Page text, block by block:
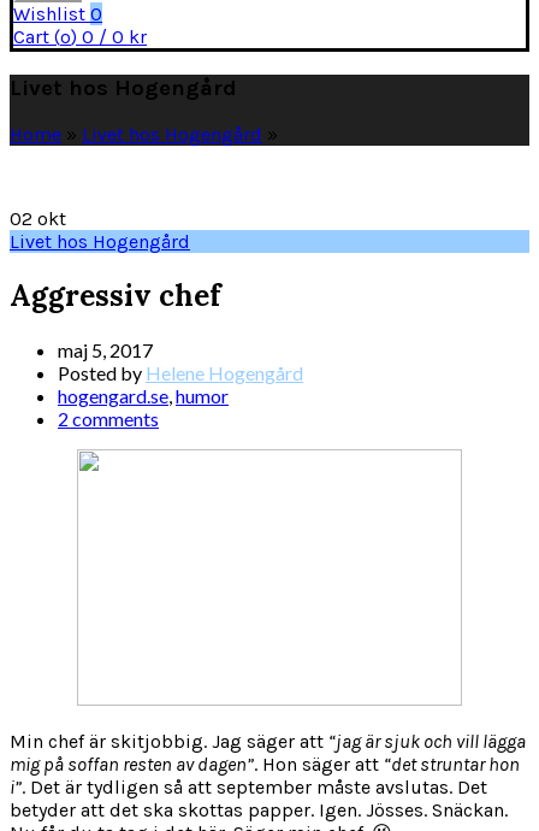
Wishlist 0
Cart (o) 0 / 0 kr
Livet hos Hogengård
Home » Livet hos Hogengård »
02 okt
Livet hos Hogengård
Aggressiv chef
maj 5, 2017
Posted by Helene Hogengård
hogengard.se,humor
2 comments
Min chef är skitjobbig. Jag säger att “jag är sjuk och vill lägga
mig på soffan resten av dagen”. Hon säger att “det struntar hon
i”. Det är tydligen så att september måste avslutas. Det
betyder att det ska skottas papper. Igen. Jösses. Snäckan.